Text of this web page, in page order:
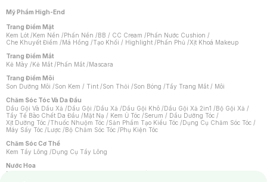
Mỹ Phẩm High-End
Trang Điểm Mặt
Kem Lót /Kem Nền /Phấn Nền /BB / CC Cream /Phấn Nước Cushion /
Che Khuyết Điểm /Má Hồng /Tạo Khối / Highlight /Phấn Phủ /Xịt Khoá Makeup
Trang Điểm Mắt
Kẻ Mày /Kẻ Mắt /Phấn Mắt /Mascara
Trang Điểm Môi
Son Dưỡng Môi /Son Kem / Tint /Son Thỏi /Son Bóng /Tẩy Trang Mắt / Môi
Chăm Sóc Tóc Và Da Đầu
Dầu Gội Và Dầu Xả /Dầu Gội /Dầu Xả /Dầu Gội Khô /Dầu Gội Xả 2in1 /Bộ Gội Xả /
Tẩy Tế Bào Chết Da Đầu /Mặt Nạ / Kem Ủ Tóc /Serum / Dầu Dưỡng Tóc /
Xịt Dưỡng Tóc /Thuốc Nhuộm Tóc /Sản Phẩm Tạo Kiểu Tóc /Dụng Cụ Chăm Sóc Tóc /
Máy Sấy Tóc /Lược /Bộ Chăm Sóc Tóc /Phụ Kiện Tóc
Chăm Sóc Cơ Thể
Kem Tẩy Lông /Dụng Cụ Tẩy Lông
Nước Hoa
Nước Hoa Nữ